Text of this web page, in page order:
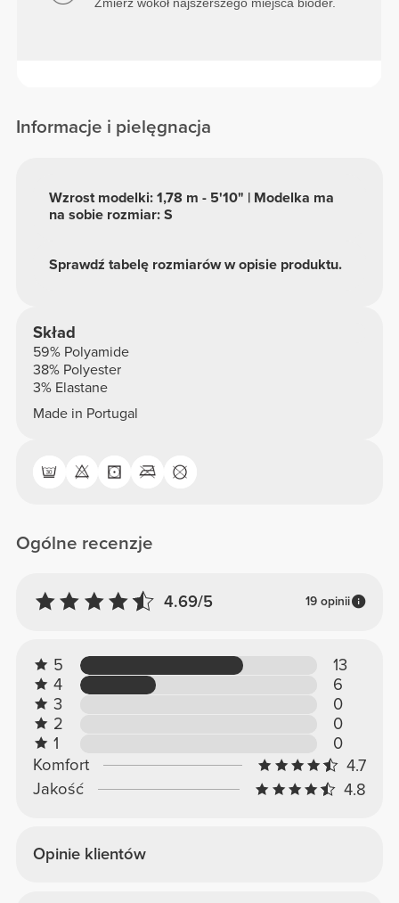
Zmierz wokół najszerszego miejsca bioder.
Informacje i pielęgnacja
Sprawdź tabelę rozmiarów w opisie produktu.
Wzrost modelki: 1,78 m - 5'10" | Modelka ma
na sobie rozmiar: S
Skład
59% Polyamide
38% Polyester
3% Elastane
Made in Portugal
Ogólne recenzje
4.69/5 19 opinii
5
13
4
6
3
0
2
0
1
0
Komfort
4.7
Jakość
4.8
Opinie klientów